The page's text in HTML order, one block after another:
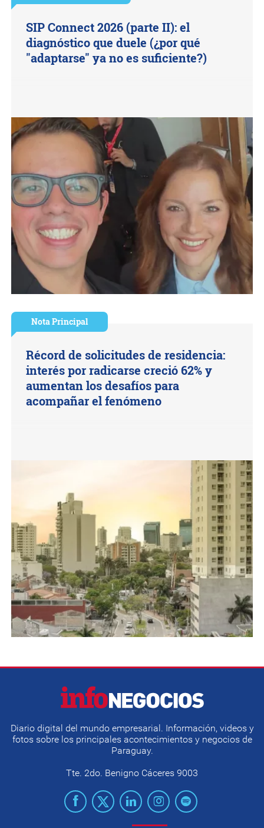
SIP Connect 2026 (parte II): el
diagnóstico que duele (¿por qué
"adaptarse" ya no es suficiente?)
Nota Principal
Récord de solicitudes de residencia:
interés por radicarse creció 62% y
aumentan los desafíos para
acompañar el fenómeno
Diario digital del mundo empresarial. Información, videos y
fotos sobre los principales acontecimientos y negocios de
Paraguay.
Tte. 2do. Benigno Cáceres 9003